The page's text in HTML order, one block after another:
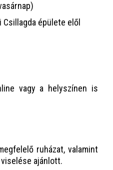
Csillagda épülete elől
vagy a helyszínen is
ruházat, valamint
ajánlott.